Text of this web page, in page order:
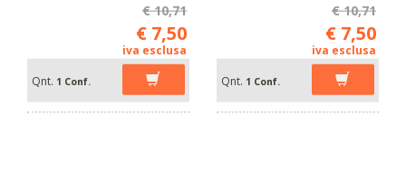
€ 10,71
€ 7,50
iva esclusa
Qnt. 1 Conf.
€ 10,71
€ 7,50
iva esclusa
Qnt. 1 Conf.